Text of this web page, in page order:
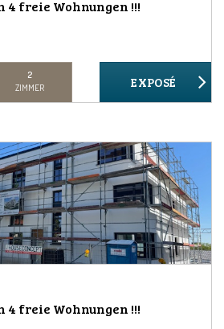
4 freie Wohnungen !!!
2
ZIMMER
4 freie Wohnungen !!!